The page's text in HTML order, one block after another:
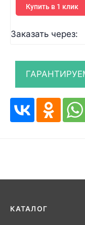
Купить в 1 клик
Заказать через:
КАТАЛОГ